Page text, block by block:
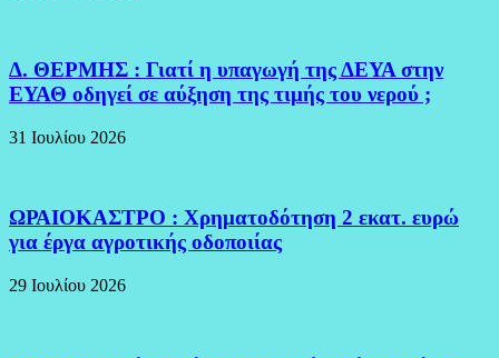
Δ. ΘΕΡΜΗΣ : Γιατί η υπαγωγή της ΔΕΥΑ στην
ΕΥΑΘ οδηγεί σε αύξηση της τιμής του νερού ;
31 Ιουλίου 2026
ΩΡΑΙΟΚΑΣΤΡΟ : Χρηματοδότηση 2 εκατ. ευρώ
για έργα αγροτικής οδοποιίας
29 Ιουλίου 2026